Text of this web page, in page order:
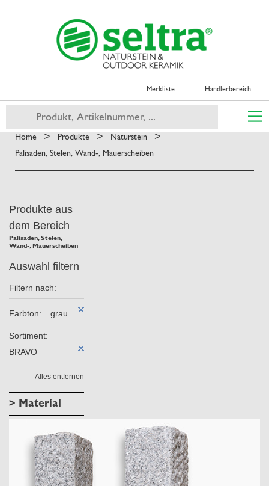
Merkliste Händlerbereich
Home > Produkte > Naturstein >
Palisaden, Stelen, Wand-, Mauerscheiben
Produkte aus
dem Bereich
Palisaden, Stelen,
Wand-, Mauerscheiben
Auswahl filtern
Filtern nach:
Farbton: grau
Sortiment:
BRAVO
Alles entfernen
> Material